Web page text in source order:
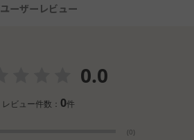
ユーザーレビュー
0.0
レビュー件数：0件
(0)